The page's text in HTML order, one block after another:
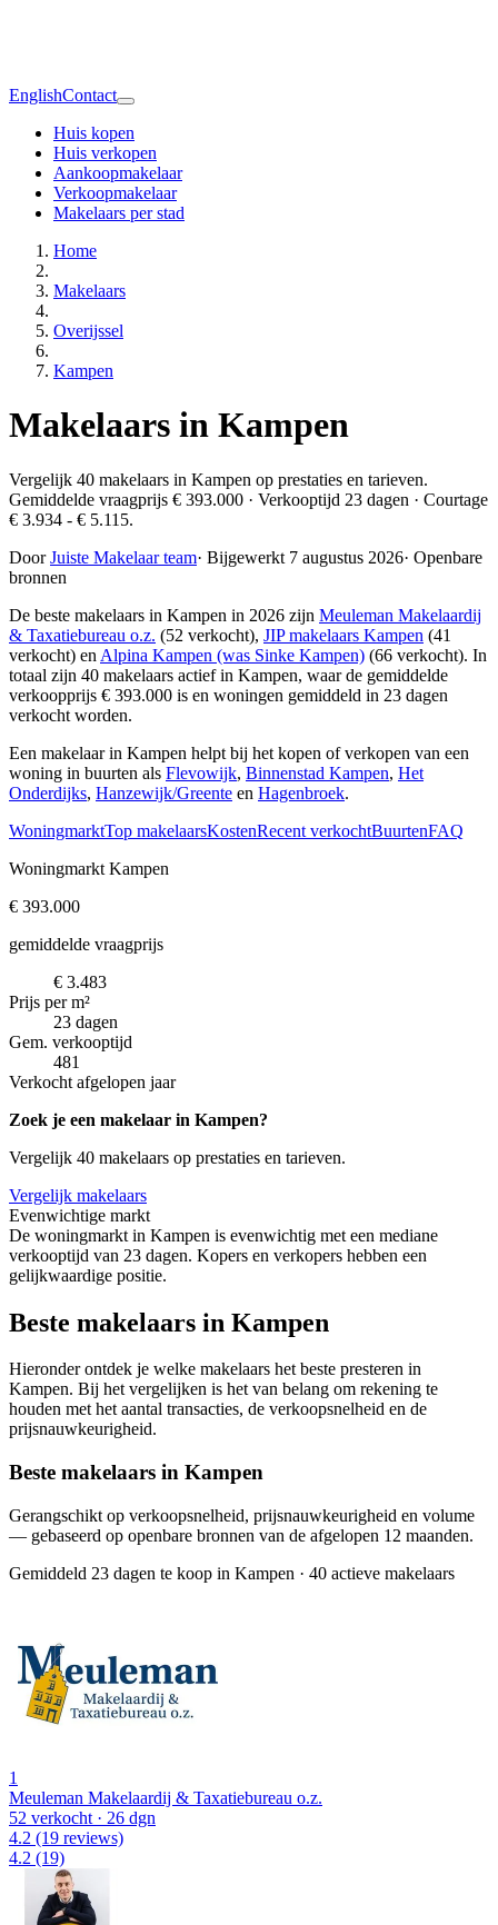
EnglishContact
Huis kopen
Huis verkopen
Aankoopmakelaar
Verkoopmakelaar
Makelaars per stad
Home
Makelaars
Overijssel
Kampen
Makelaars in Kampen
Vergelijk 40 makelaars in Kampen op prestaties en tarieven.
Gemiddelde vraagprijs € 393.000 · Verkooptijd 23 dagen · Courtage
€ 3.934 - € 5.115.
DoorJuiste Makelaar team· Bijgewerkt 7 augustus 2026· Openbare
bronnen
De beste makelaars in Kampen in 2026 zijn Meuleman Makelaardij
& Taxatiebureau o.z. (52 verkocht), JIP makelaars Kampen (41
verkocht) en Alpina Kampen (was Sinke Kampen) (66 verkocht). In
totaal zijn 40 makelaars actief in Kampen, waar de gemiddelde
verkoopprijs € 393.000 is en woningen gemiddeld in 23 dagen
verkocht worden.
Een makelaar in Kampen helpt bij het kopen of verkopen van een
woning in buurten als Flevowijk, Binnenstad Kampen, Het
Onderdijks, Hanzewijk/Greente en Hagenbroek.
WoningmarktTop makelaarsKostenRecent verkochtBuurtenFAQ
Woningmarkt Kampen
€ 393.000
gemiddelde vraagprijs
€ 3.483
Prijs per m²
23 dagen
Gem. verkooptijd
481
Verkocht afgelopen jaar
Zoek je een makelaar in Kampen?
Vergelijk 40 makelaars op prestaties en tarieven.
Vergelijk makelaars
Evenwichtige markt
De woningmarkt in Kampen is evenwichtig met een mediane
verkooptijd van 23 dagen. Kopers en verkopers hebben een
gelijkwaardige positie.
Beste makelaars in Kampen
Hieronder ontdek je welke makelaars het beste presteren in
Kampen. Bij het vergelijken is het van belang om rekening te
houden met het aantal transacties, de verkoopsnelheid en de
prijsnauwkeurigheid.
Beste makelaars in Kampen
Gerangschikt op verkoopsnelheid, prijsnauwkeurigheid en volume
— gebaseerd op openbare bronnen van de afgelopen 12 maanden.
Gemiddeld 23 dagen te koop in Kampen · 40 actieve makelaars
1
Meuleman Makelaardij & Taxatiebureau o.z.
52 verkocht · 26 dgn
4.2 (19 reviews)
4.2 (19)